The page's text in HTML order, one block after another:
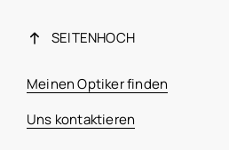
SEITENHOCH
Meinen Optiker finden
Uns kontaktieren